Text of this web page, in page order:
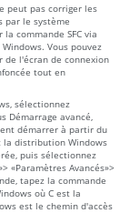
peut pas corriger les
par le système
commande SFC via
Vous pouvez
de l'écran de connexion
tout en
sélectionnez
Démarrage avancé,
démarrer à partir du
la distribution Windows
puis sélectionnez
«Paramètres Avancés»>
tapez la commande
où C est la
est le chemin d'accès